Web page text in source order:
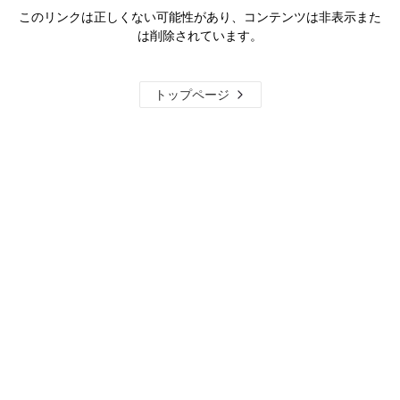
このリンクは正しくない可能性があり、コンテンツは非表示また
は削除されています。
トップページ